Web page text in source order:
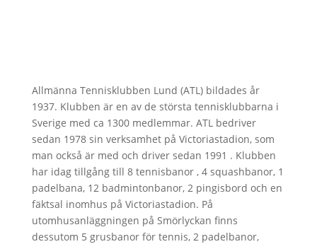
Allmänna Tennisklubben Lund (ATL) bildades år
1937. Klubben är en av de största tennisklubbarna i
Sverige med ca 1300 medlemmar. ATL bedriver
sedan 1978 sin verksamhet på Victoriastadion, som
man också är med och driver sedan 1991 . Klubben
har idag tillgång till 8 tennisbanor , 4 squashbanor, 1
padelbana, 12 badmintonbanor, 2 pingisbord och en
fäktsal inomhus på Victoriastadion. På
utomhusanläggningen på Smörlyckan finns
dessutom 5 grusbanor för tennis, 2 padelbanor,